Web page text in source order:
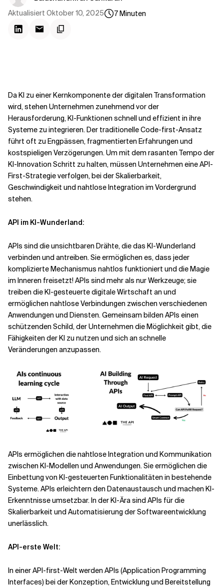
Verwandte Themen
Aktualisiert Oktober 10, 2025 7Minuten
Da KI zu einer Kernkomponente der digitalen Transformation
wird, stehen Unternehmen zunehmend vor der
Herausforderung, KI-Funktionen schnell und effizient in ihre
Systeme zu integrieren. Der traditionelle Code-first-Ansatz
führt oft zu Engpässen, fragmentierten Erfahrungen und
kostspieligen Verzögerungen. Um mit dem rasanten Tempo der
KI-Innovation Schritt zu halten, müssen Unternehmen eine API-
First-Strategie verfolgen, bei der Skalierbarkeit,
Geschwindigkeit und nahtlose Integration im Vordergrund
stehen.
API im KI-Wunderland:
APIs sind die unsichtbaren Drähte, die das KI-Wunderland
verbinden und antreiben. Sie ermöglichen es, dass jeder
komplizierte Mechanismus nahtlos funktioniert und die Magie
im Inneren freisetzt! APIs sind mehr als nur Werkzeuge; sie
treiben die KI-gesteuerte digitale Wirtschaft an und
ermöglichen nahtlose Verbindungen zwischen verschiedenen
Anwendungen und Diensten. Gemeinsam bilden APIs einen
schützenden Schild, der Unternehmen die Möglichkeit gibt, die
Fähigkeiten der KI zu nutzen und sich an schnelle
Veränderungen anzupassen.
APIs ermöglichen die nahtlose Integration und Kommunikation
zwischen KI-Modellen und Anwendungen. Sie ermöglichen die
Einbettung von KI-gesteuerten Funktionalitäten in bestehende
Systeme. APIs erleichtern den Datenaustausch und machen KI-
Erkenntnisse umsetzbar. In der KI-Ära sind APIs für die
Skalierbarkeit und Automatisierung der Softwareentwicklung
unerlässlich.
API-erste Welt:
In einer API-first-Welt werden APIs (Application Programming
Interfaces) bei der Konzeption, Entwicklung und Bereitstellung